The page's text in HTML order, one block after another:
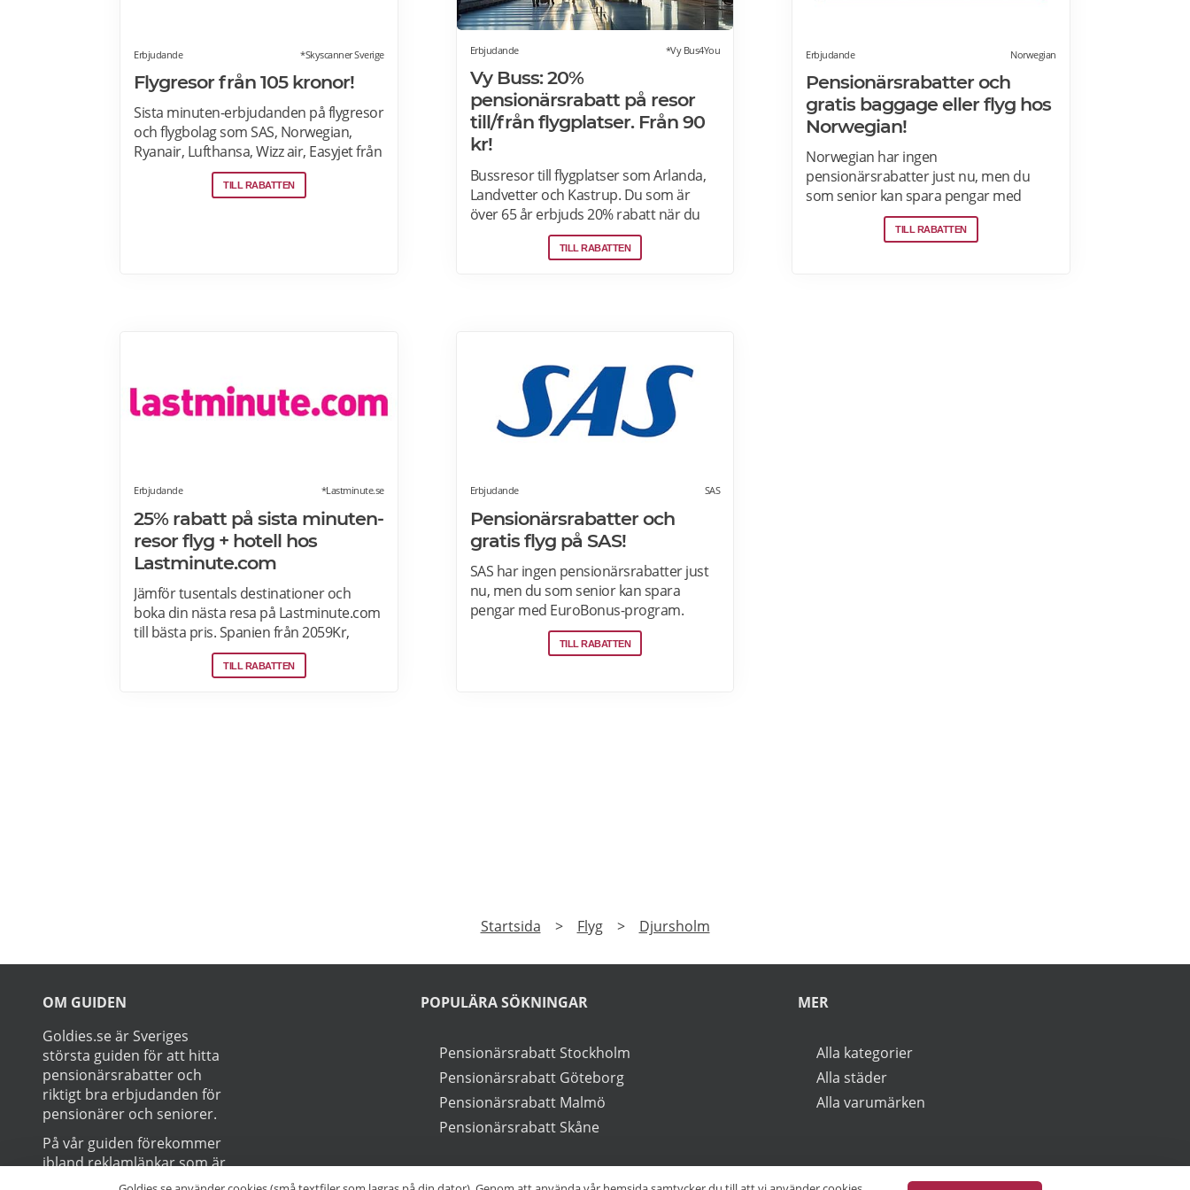
Erbjudande *Skyscanner Sverige
Flygresor från 105 kronor!
Sista minuten-erbjudanden på flygresor
och flygbolag som SAS, Norwegian,
Ryanair, Lufthansa, Wizz air, Easyjet från
Stockholm Arlanda, Bromma och
Skavsta flygplatser, Göteborg
TILL RABATTEN
Erbjudande *Vy Bus4You
Vy Buss: 20%
pensionärsrabatt på resor
till/från flygplatser. Från 90
kr!
Bussresor till flygplatser som Arlanda,
Landvetter och Kastrup. Du som är
över 65 år erbjuds 20% rabatt när du
reser med Vy Bus4You och Vy express.
Välj kategori senior i samband med
om pensionärsrabatter hos VY här.
TILL RABATTEN
Erbjudande Norwegian
Pensionärsrabatter och
gratis baggage eller flyg hos
Norwegian!
Norwegian har ingen
pensionärsrabatter just nu, men du
som senior kan spara pengar med
Norwegian Reward- lojalitetsprogram.
Tjäna Spenn och använd dem för att få
TILL RABATTEN
Erbjudande *Lastminute.se
25% rabatt på sista minuten-
resor flyg + hotell hos
Lastminute.com
Jämför tusentals destinationer och
boka din nästa resa på Lastminute.com
till bästa pris. Spanien från 2059Kr,
Letar du efter sol och hav? Boka flyg +
hotell på Lastminute.com och koppla av
TILL RABATTEN
Erbjudande SAS
Pensionärsrabatter och
gratis flyg på SAS!
SAS har ingen pensionärsrabatter just
nu, men du som senior kan spara
pengar med EuroBonus-program.
Tjäna poäng på allt från flygningar till
snabbmat och spendera dem på nästa
TILL RABATTEN
PRENUMERERA